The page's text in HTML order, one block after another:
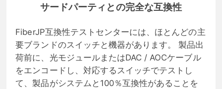
サードパーティとの完全な互換性
FiberJP互換性テストセンターには、ほとんどの主
要ブランドのスイッチと機器があります。 製品出
荷前に、光モジュールまたはDAC / AOCケーブル
をエンコードし、対応するスイッチでテストし
て、製品がシステムと100％互換性があることを